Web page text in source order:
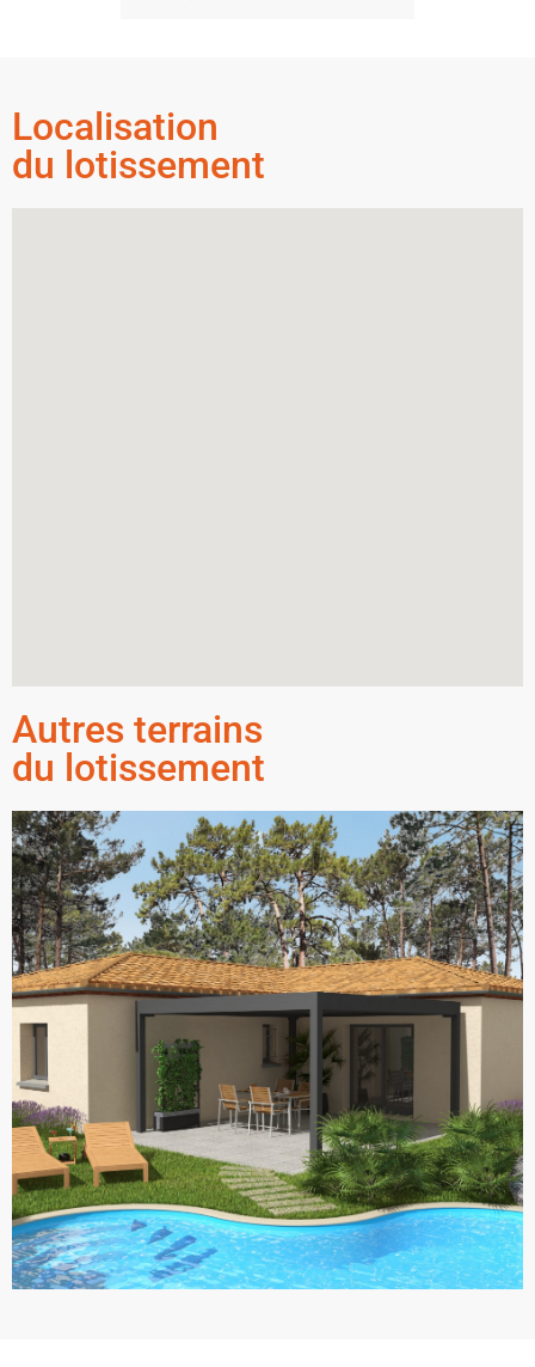
Localisation
du lotissement
Autres terrains
du lotissement